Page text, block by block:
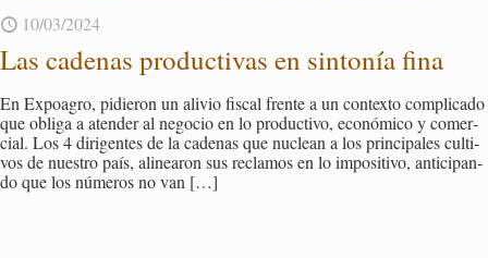
10/03/2024
Las ca­de­nas pro­duc­ti­vas en sin­to­nía fina
En Ex­poa­gro, pi­die­ron un ali­vio fis­cal fren­te a un con­tex­to com­pli­ca­do
que obli­ga a aten­der al ne­go­cio en lo pro­duc­ti­vo, eco­nó­mi­co y co­mer­
cial. Los 4 di­ri­gen­tes de la ca­de­nas que nu­clean a los prin­ci­pa­les cul­ti­
vos de nues­tro país, ali­nea­ron sus re­cla­mos en lo im­po­si­ti­vo, an­ti­ci­pan­
do que los nú­me­ros no van […]